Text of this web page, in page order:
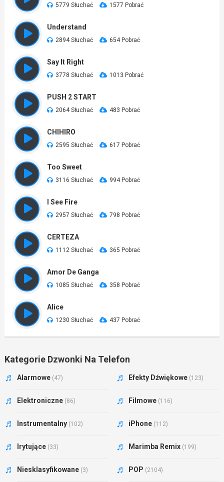
5779 Słuchać 1577 Pobrać
Understand
2894 Słuchać 654 Pobrać
Say It Right
3778 Słuchać 1013 Pobrać
PUSH 2 START
2064 Słuchać 483 Pobrać
CHIHIRO
2595 Słuchać 617 Pobrać
Too Sweet
3116 Słuchać 994 Pobrać
I See Fire
2957 Słuchać 798 Pobrać
CERTEZA
1112 Słuchać 365 Pobrać
Amor De Ganga
1085 Słuchać 358 Pobrać
Alice
1230 Słuchać 437 Pobrać
Kategorie Dzwonki Na Telefon
Alarmowe (47) Efekty Dźwiękowe (123)
Elektroniczne (86) Filmowe (116)
Instrumentalny (102) iPhone (112)
Irytujące (33) Marimba Remix (199)
Niesklasyfikowane (3) POP (2104)